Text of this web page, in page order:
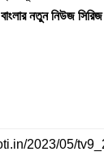
বাংলার নতুন নিউজ সিরিজ